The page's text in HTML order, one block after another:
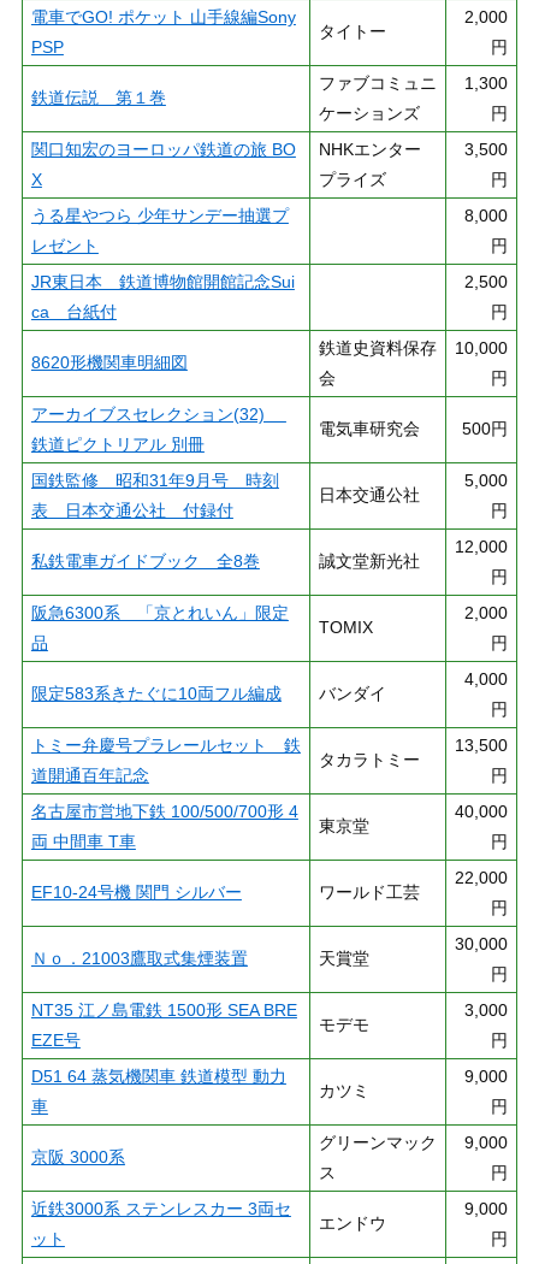
電車でGO! ポケット 山手線編Sony
PSP
タイトー
2,000
円
鉄道伝説 第１巻
ファブコミュニ
ケーションズ
1,300
円
関口知宏のヨーロッパ鉄道の旅 BO
X
NHKエンター
プライズ
3,500
円
うる星やつら 少年サンデー抽選プ
レゼント
8,000
円
JR東日本 鉄道博物館開館記念Sui
ca 台紙付
2,500
円
8620形機関車明細図
鉄道史資料保存
会
10,000
円
アーカイブスセレクション(32)
鉄道ピクトリアル 別冊
電気車研究会 500円
国鉄監修 昭和31年9月号 時刻
表 日本交通公社 付録付
日本交通公社
5,000
円
私鉄電車ガイドブック 全8巻 誠文堂新光社
12,000
円
阪急6300系 「京とれいん」限定
品
TOMIX
2,000
円
限定583系きたぐに10両フル編成 バンダイ
4,000
円
トミー弁慶号プラレールセット 鉄
道開通百年記念
タカラトミー
13,500
円
名古屋市営地下鉄 100/500/700形 4
両 中間車 T車
東京堂
40,000
円
EF10-24号機 関門 シルバー ワールド工芸
22,000
円
Ｎｏ．21003鷹取式集煙装置 天賞堂
30,000
円
NT35 江ノ島電鉄 1500形 SEA BRE
EZE号
モデモ
3,000
円
D51 64 蒸気機関車 鉄道模型 動力
車
カツミ
9,000
円
京阪 3000系
グリーンマック
ス
9,000
円
近鉄3000系 ステンレスカー 3両セ
ット
エンドウ
9,000
円